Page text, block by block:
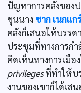
ปัญหาการคลังของ
ขุนนาง ชาก เนกแก
คลังก็เสนอให้บรร
ประชุมที่ทางการก
คิดเห็นทางการเมือ
privilegesที่ทำให้บ
งานของเขาก็ได้เส